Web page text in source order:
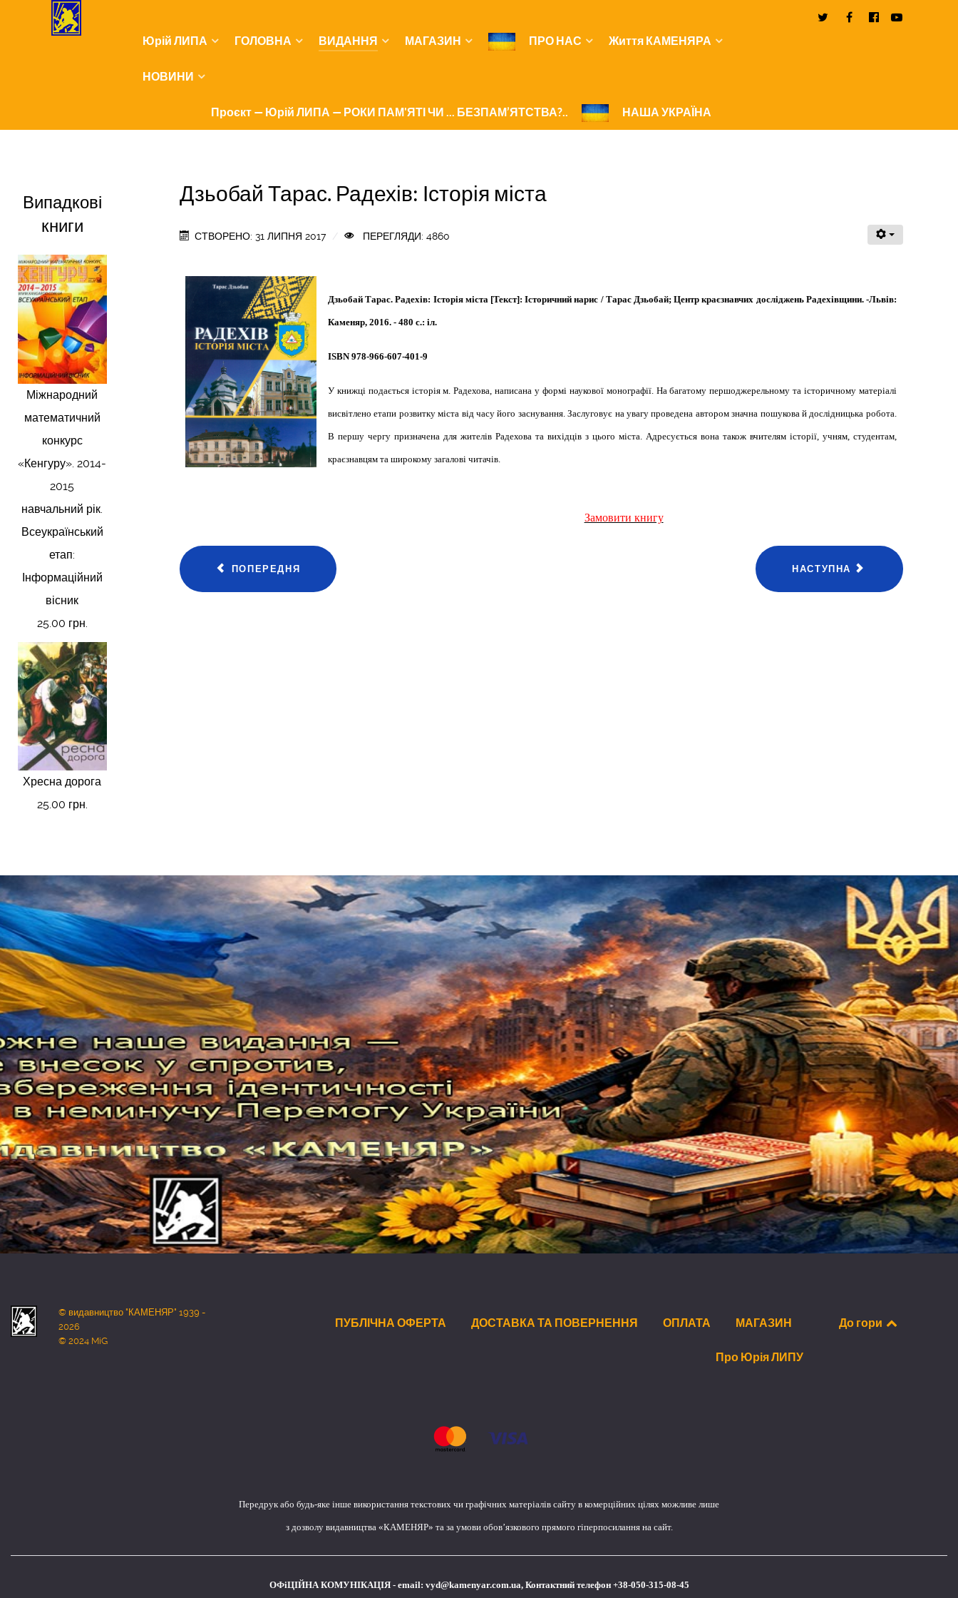
Юрій ЛИПА ГОЛОВНА ВИДАННЯ МАГАЗИН ПРО НАС Життя КАМЕНЯРА
НОВИНИ
Проєкт — Юрій ЛИПА — РОКИ ПАМ'ЯТІ ЧИ ... БЕЗПАМ’ЯТСТВА?.. НАША УКРАЇНА
Випадкові
книги
Міжнародний
математичний
конкурс
«Кенгуру». 2014-
2015
навчальний рік.
Всеукраїнський
етап:
Інформаційний
вісник
25.00 грн.
Хресна дорога
25.00 грн.
Дзьобай Тарас. Радехів: Історія міста
СТВОРЕНО: 31 ЛИПНЯ 2017 ПЕРЕГЛЯДИ: 4860
Дзьобай Тарас. Радехів: Історія міста [Текст]: Історичний нарис / Тарас Дзьобай; Центр краєзнавчих досліджень Радехівщини. -Львів:
Каменяр, 2016. - 480 с.: іл.
ISBN 978-966-607-401-9
У книжці подається історія м. Радехова, написана у формі наукової монографії. На багатому першоджерельному та історичному матеріалі
висвітлено етапи розвитку міста від часу його заснування. Заслуговує на увагу проведена автором значна пошукова й дослідницька робота.
В першу чергу призначена для жителів Радехова та вихідців з цього міста. Адресується вона також вчителям історії, учням, студентам,
краєзнавцям та широкому загалові читачів.
Замовити книгу
ПОПЕРЕДНЯ НАСТУПНА
© видавництво "КАМЕНЯР" 1939 -
2026
© 2024 MiG
ПУБЛІЧНА ОФЕРТА ДОСТАВКА ТА ПОВЕРНЕННЯ ОПЛАТА МАГАЗИН
Про Юрія ЛИПУ
До гори
Передрук або будь-яке інше використання текстових чи графічних матеріалів сайту в комерційних цілях можливе лише
з дозволу видавництва «КАМЕНЯР» та за умови обов’язкового прямого гіперпосилання на сайт.
ОФіЦІЙНА КОМУНІКАЦІЯ - email: vyd@kamenyar.com.ua, Контактний телефон +38-050-315-08-45